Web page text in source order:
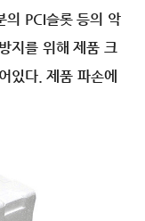
의 PCI슬롯 등의 악
지를 위해 제품 크
있다. 제품 파손에